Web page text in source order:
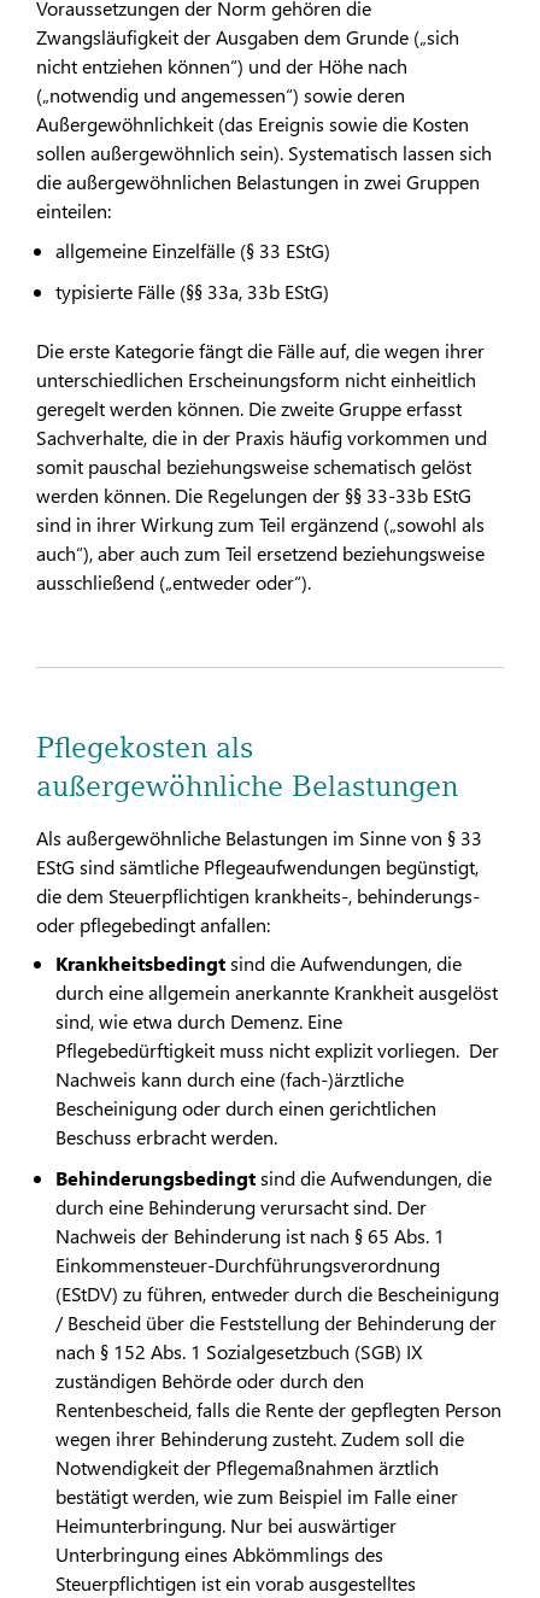
Voraussetzungen der Norm gehören die
Zwangsläufigkeit der Ausgaben dem Grunde („sich
nicht entziehen können“) und der Höhe nach
(„notwendig und angemessen“) sowie deren
Außergewöhnlichkeit (das Ereignis sowie die Kosten
sollen außergewöhnlich sein). Systematisch lassen sich
die außergewöhnlichen Belastungen in zwei Gruppen
einteilen:
allgemeine Einzelfälle (§ 33 EStG)
typisierte Fälle (§§ 33a, 33b EStG)
Die erste Kategorie fängt die Fälle auf, die wegen ihrer
unterschiedlichen Erscheinungsform nicht einheitlich
geregelt werden können. Die zweite Gruppe erfasst
Sachverhalte, die in der Praxis häufig vorkommen und
somit pauschal beziehungsweise schematisch gelöst
werden können. Die Regelungen der §§ 33-33b EStG
sind in ihrer Wirkung zum Teil ergänzend („sowohl als
auch“), aber auch zum Teil ersetzend beziehungsweise
ausschließend („entweder oder“).
Pflegekosten als
außergewöhnliche Belastungen
Als außergewöhnliche Belastungen im Sinne von § 33
EStG sind sämtliche Pflegeaufwendungen begünstigt,
die dem Steuerpflichtigen krankheits-, behinderungs-
oder pflegebedingt anfallen:
Krankheitsbedingtsind die Aufwendungen, die
durch eine allgemein anerkannte Krankheit ausgelöst
sind, wie etwa durch Demenz. Eine
Pflegebedürftigkeit muss nicht explizit vorliegen. Der
Nachweis kann durch eine (fach-)ärztliche
Bescheinigung oder durch einen gerichtlichen
Beschuss erbracht werden.
Behinderungsbedingtsind die Aufwendungen, die
durch eine Behinderung verursacht sind. Der
Nachweis der Behinderung ist nach § 65 Abs. 1
Einkommensteuer-Durchführungsverordnung
(EStDV) zu führen, entweder durch die Bescheinigung
/ Bescheid über die Feststellung der Behinderung der
nach § 152 Abs. 1 Sozialgesetzbuch (SGB) IX
zuständigen Behörde oder durch den
Rentenbescheid, falls die Rente der gepflegten Person
wegen ihrer Behinderung zusteht. Zudem soll die
Notwendigkeit der Pflegemaßnahmen ärztlich
bestätigt werden, wie zum Beispiel im Falle einer
Heimunterbringung. Nur bei auswärtiger
Unterbringung eines Abkömmlings des
Steuerpflichtigen ist ein vorab ausgestelltes